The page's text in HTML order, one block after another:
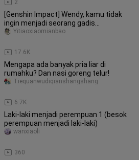
2
[Genshin Impact] Wendy, kamu tidak
ingin menjadi seorang gadis...
17.6K
Yitiaoxiaomianbao
Mengapa ada banyak pria liar di
rumahku? Dan nasi goreng telur!
6.7K
Tiequanwudiqianshangshang
Laki-laki menjadi perempuan 1 (besok
perempuan menjadi laki-laki)
360
wanxiaoli